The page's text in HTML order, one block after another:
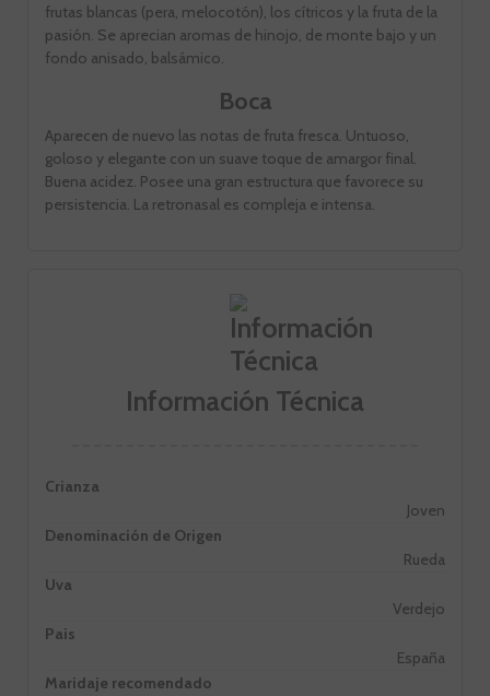
frutas blancas (pera, melocotón), los cítricos y la fruta de la
pasión. Se aprecian aromas de hinojo, de monte bajo y un
fondo anisado, balsámico.
Boca
Aparecen de nuevo las notas de fruta fresca. Untuoso,
goloso y elegante con un suave toque de amargor final.
Buena acidez. Posee una gran estructura que favorece su
persistencia. La retronasal es compleja e intensa.
Información Técnica
Crianza
Joven
Denominación de Origen
Rueda
Uva
Verdejo
Pais
España
Maridaje recomendado